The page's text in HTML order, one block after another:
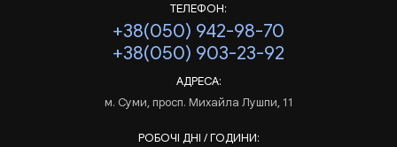
ТЕЛЕФОН:
+38(050) 942-98-70
+38(050) 903-23-92
АДРЕСА:
м. Суми, просп. Михайла Лушпи, 11
РОБОЧІ ДНІ / ГОДИНИ: